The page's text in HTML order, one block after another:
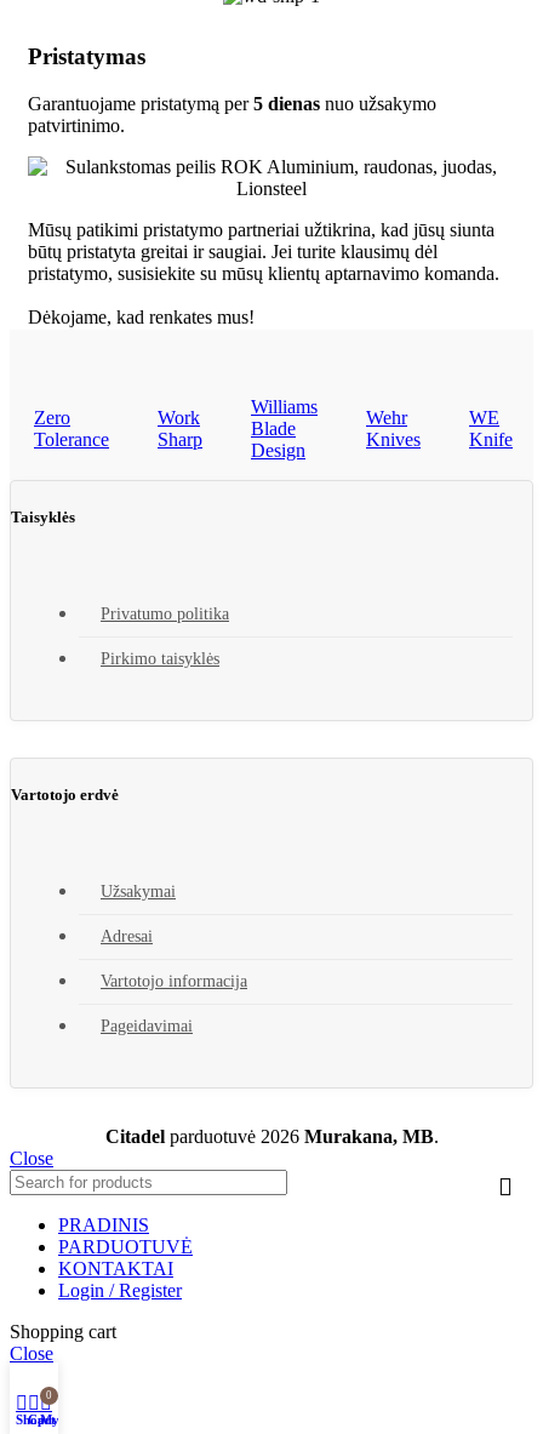
Pristatymas
Garantuojame pristatymą per5 dienas nuo užsakymo
patvirtinimo.
Mūsų patikimi pristatymo partneriai užtikrina, kad jūsų siunta
būtų pristatyta greitai ir saugiai. Jei turite klausimų dėl
pristatymo, susisiekite su mūsų klientų aptarnavimo komanda.
Dėkojame, kad renkates mus!
Zero
Tolerance
Work
Sharp
Williams
Blade
Design
Wehr
Knives
WE
Knife
Taisyklės
Privatumo politika
Pirkimo taisyklės
Vartotojo erdvė
Užsakymai
Adresai
Vartotojo informacija
Pageidavimai
Citadelparduotuvė 2026 Murakana, MB.
Close
PRADINIS
PARDUOTUVĖ
KONTAKTAI
Login / Register
Shopping cart
Close
Shop
0
CartMy account